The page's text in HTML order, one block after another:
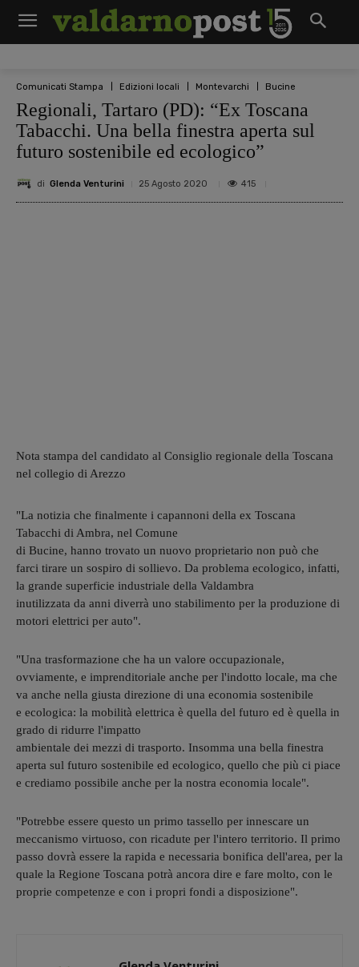
Comunicati Stampa Edizioni locali Montevarchi Bucine
Regionali, Tartaro (PD): “Ex Toscana
Tabacchi. Una bella finestra aperta sul
futuro sostenibile ed ecologico”
di Glenda Venturini 25 Agosto 2020 415
Nota stampa del candidato al Consiglio regionale della Toscana
nel collegio di Arezzo
"La notizia che finalmente i capannoni della ex Toscana
Tabacchi di Ambra, nel Comune
di Bucine, hanno trovato un nuovo proprietario non può che
farci tirare un sospiro di sollievo. Da problema ecologico, infatti,
la grande superficie industriale della Valdambra
inutilizzata da anni diverrà uno stabilimento per la produzione di
motori elettrici per auto".
"Una trasformazione che ha un valore occupazionale,
ovviamente, e imprenditoriale anche per l'indotto locale, ma che
va anche nella giusta direzione di una economia sostenibile
e ecologica: la mobilità elettrica è quella del futuro ed è quella in
grado di ridurre l'impatto
ambientale dei mezzi di trasporto. Insomma una bella finestra
aperta sul futuro sostenibile ed ecologico, quello che più ci piace
e crediamo possibile anche per la nostra economia locale".
"Potrebbe essere questo un primo tassello per innescare un
meccanismo virtuoso, con ricadute per l'intero territorio. Il primo
passo dovrà essere la rapida e necessaria bonifica dell'area, per la
quale la Regione Toscana potrà ancora dire e fare molto, con le
proprie competenze e con i propri fondi a disposizione".